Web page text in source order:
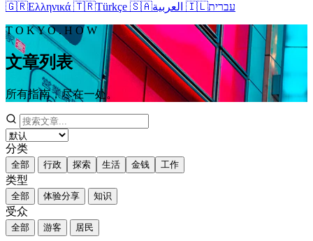
🇬🇷Ελληνικά 🇹🇷Türkçe 🇸🇦 🇮🇱עברית
T O K Y O . H O W
文章列表
所有指南，尽在一处。
分类
全部 行政 探索 生活 金钱 工作
类型
全部 体验分享 知识
受众
全部 游客 居民